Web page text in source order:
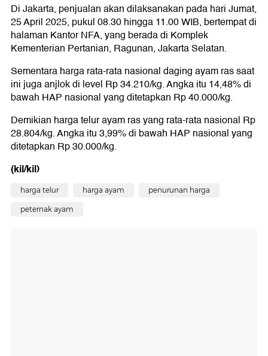
Di Jakarta, penjualan akan dilaksanakan pada hari Jumat,
25 April 2025, pukul 08.30 hingga 11.00 WIB, bertempat di
halaman Kantor NFA, yang berada di Komplek
Kementerian Pertanian, Ragunan, Jakarta Selatan.
Sementara harga rata-rata nasional daging ayam ras saat
ini juga anjlok di level Rp 34.210/kg. Angka itu 14,48% di
bawah HAP nasional yang ditetapkan Rp 40.000/kg.
Demikian harga telur ayam ras yang rata-rata nasional Rp
28.804/kg. Angka itu 3,99% di bawah HAP nasional yang
ditetapkan Rp 30.000/kg.
(kil/kil)
harga telur harga ayam penurunan harga
peternak ayam